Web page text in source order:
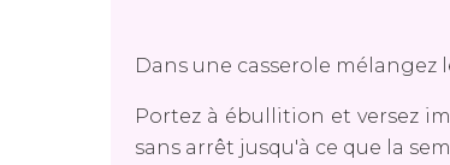
Dans une casserole mélangez
Portez à ébullition et versez
sans arrêt jusqu'à ce que la